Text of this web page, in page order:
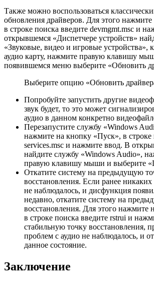
Также можно воспользоваться
обновления драйверов. Для этого
в строке поиска введите devmgmt.msc и
открывшемся «Диспетчере устройств»
«Звуковые, видео и игровые устройства»,
аудио карту, нажмите правую клавишу
появившемся меню выберите «Обновить
Выберите опцию «Обновить
Попробуйте запустить другие
звук будет, то это может
аудио в данном конкретно
Перезапустите службу «Windows
нажмите на кнопку «Пуск», в строке
services.msc и нажмите ввод. В
найдите службу «Windows Audio»,
правую клавишу мыши и выберите
Откатите систему на предыдущую
восстановления. Если ранее
не наблюдалось, и дисфункция
недавно, откатите систему на
восстановления. Для этого нажмите
в строке поиска введите rstrui и
стабильную точку восстановления,
проблем с аудио не наблюдалось, и
данное состояние.
Заключение